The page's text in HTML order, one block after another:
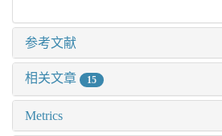
参考文献
相关文章 15
Metrics